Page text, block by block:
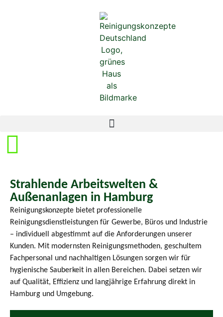
Strahlende Arbeitswelten &
Außenanlagen in Hamburg
Reinigungskonzepte bietet professionelle
Reinigungsdienstleistungen für Gewerbe, Büros und Industrie
– individuell abgestimmt auf die Anforderungen unserer
Kunden. Mit modernsten Reinigungsmethoden, geschultem
Fachpersonal und nachhaltigen Lösungen sorgen wir für
hygienische Sauberkeit in allen Bereichen. Dabei setzen wir
auf Qualität, Effizienz und langjährige Erfahrung direkt in
Hamburg und Umgebung.